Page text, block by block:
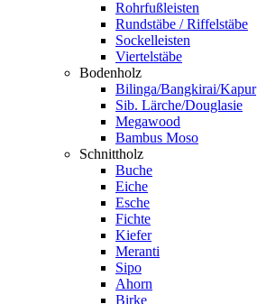
Rohrfußleisten
Rundstäbe / Riffelstäbe
Sockelleisten
Viertelstäbe
Bodenholz
Bilinga/Bangkirai/Kapur
Sib. Lärche/Douglasie
Megawood
Bambus Moso
Schnittholz
Buche
Eiche
Esche
Fichte
Kiefer
Meranti
Sipo
Ahorn
Birke